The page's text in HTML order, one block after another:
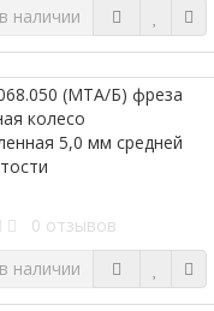
наличии
0 отзывов
наличии